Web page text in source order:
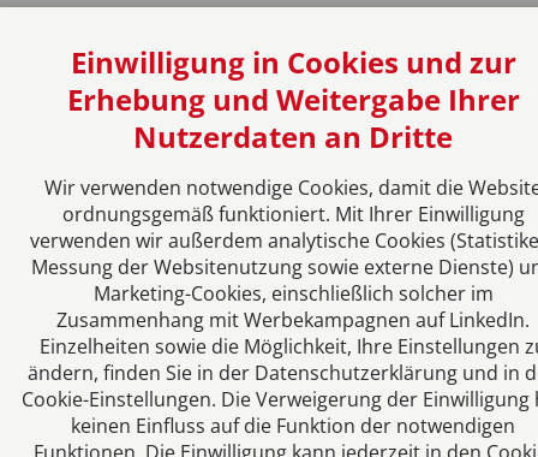
Datenschutzeinstellungen
Einwilligung in Cookies und zur
Erhebung und Weitergabe Ihrer
Nutzerdaten an Dritte
Wir verwenden notwendige Cookies, damit die
ordnungsgemäß funktioniert. Mit Ihrer Einwilligung
verwenden wir außerdem analytische Cookies
Messung der Websitenutzung sowie externe Dienste)
Marketing-Cookies, einschließlich solcher im
Zusammenhang mit Werbekampagnen auf LinkedIn.
Einzelheiten sowie die Möglichkeit, Ihre Einstellungen
ändern, finden Sie in der Datenschutzerklärung und in
Cookie-Einstellungen. Die Verweigerung der Einwilligung
keinen Einfluss auf die Funktion der notwendigen